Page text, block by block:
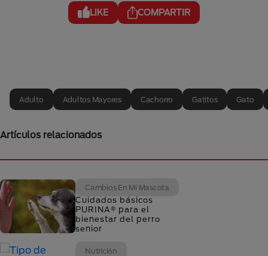
LIKE COMPARTIR
Adulto Adultos Mayores Cachorro Gatitos Gato
Artículos relacionados
Cambios En Mi Mascota
Cuidados básicos
PURINA® para el
bienestar del perro
senior
Nutrición